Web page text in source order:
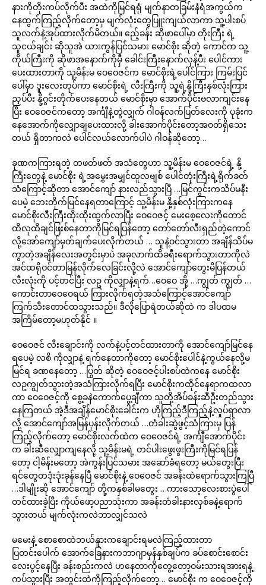
နားကိုတိုးကပ်လိုက်ပီး အထဲကိုမြင်ရရုံ မျက်နာတခြမ်းနံရံအကွယ်က
နေထွက်ကြည့်လိုက်တော့မှ မျက်လုံးတွေပြူးကျယ်လာကာ သူ့ပါးစပ်
သူလက်နဲ့အုပ်ထားလိုက်မိတယ်။ ဧည့်ခန်း ဆိုဖာပေါ်မှာ တိုးကြီး ရဲ့
သူငယ်ချင်း ဆိုသူအဲ ယားကွန်ပြင်သမား မောင်စိုး ဆိုတဲ့ ကောင်က သူ့
ကိုယ်ကြီးကို ဆိုဖာအနောက်ကိုမှီ ခေါင်းကြီးနောက်လှန့်ပီး ပေါင်ကား
ပေးထားတာကို သူ့မိန်းမ ဝေဝေဇင်က မောင်စိုးရဲ့ပေါင်ကြား ကြမ်းပြင်
ပေါ်မှာ ဒူးလေးတုပ်ကာ မောင်စိုးရဲ့ လီးကြီးကို သူ့ရဲ့နို့ကြီးနှစ်လုံးကြား
ညှပ်ပီး နို့ဂွင်းတိုက်ပေးနေတယ် မောင်စိုးမှာ အောက်ပိုင်းဗလာကျင်းနေ
ပြီး ဝေဝေဇင်ကတော့ အင်္ကျီနဲ့တွဲလျှက် ဂါဝန်လက်ပြတ်လေးကို ပုခုံးက
နေအောက်ကိုလျှောချပေးထားလို့ ခါးအောက်ပိုင်းတော့အဝတ်ရှိသေး
တယ် ရှိတာကလဲ ပေါင်လယ်လောက်ပါပဲ ဂါဝန်ဆိုတော့…
ခုဏကကြားရတဲ့ တဖတ်ဖတ် အသံတွေဟာ သူ့မိန်းမ ဝေဝေဇင်ရဲ့ နို့
ကြီးတွေနဲ့ မောင်စိုး ရဲ့အမွှေးအမျှင်ထူလဗျစ် ပေါင်တုံးကြီးရဲ့ရိုက်ခတ်
သံကြောင့်ဆိုတာ အောင်ကျော် နားလည်သွားပြီ …မြင်ကွင်းကသိပ်မနီး
ပေမဲ့ ဘေးတိုက်မြင်နေရတာကြောင့် သူ့မိန်းမ နို့နှစ်လုံးကြားကနေ
မောင်စိုးလီးကြီးထိုးထိုးထွက်လာပြီး ဝေဝေဇင့် မေးစေ့လေးကိုတောင်
ထိလုထိချင်ဖြးစ်နေတာကိုမြင်ရပြန်တော့ တော်တော်လီးရှည်တဲ့ကောင်
လို့အော်ကျော်မှတ်ချက်ပေးလိုက်တယ် … သူနဲ့ဝင်သွားတာ အချိန်သိပ်မ
ကွာတဲ့အချိန်လေးအတွင်းမှာပဲ အခုလာက်ထိခရီးရောက်သွားတာကိုလဲ
အင်ထရိုဝင်တာမြန်လိုက်လေခြင်းလို့လဲ အောင်ကျော်တွေးမိပြန်တယ်
လီးလုံးကို ပင့်တင်ပြီး လဥ ကိုလျှာနဲ့ရက်…ဝေဝေ အို့ …ကျွတ် ကျွတ် …
ကောင်းတာဝေဝေရယ် ကြားလိုက်ရတဲ့အသံကြောင့်အောင်ကျော်
ကြက်သီးတောင်ထသွားသည်။ ဒီလိုပြောရဲတယ်ဆိုထဲ က ဒါပထမ
အကြိမ်တော့မဟုတ်နိုင် ။
ဝေဝေဇင် လီးချောင်းကို လက်နဲ့ပင့်တင်ထားတာကို အောင်ကျော်မြင်နေ
ရပေမဲ့ လစိ ကိုလျှာနဲ့ ရက်နေတာကိုတော့ မောင်စိုးပေါင်နဲ့ကွယ်နေလို့မ
မြင်ရ ခဏနေတော့ …ပြွတ် ဆိုတဲ့ ဝေဝေဇင့်ပါးစပ်ထဲကနေ မောင်စိုး
လဥကျွတ်သွားတဲ့အသံကြားလိုက်ရပြီး မောင်စိုးကထိုင်နေရာကထလာ
ကာ ဝေဝေဇင့်ကို စွေ့ခနဲကောက်ပွေ့ချီကာ သူတို့အိပ်ခန်းဆီဦးတည်သွား
နေကြတယ် အဲ့ဒီအချိန်မောင်စိုးခေါင်းက ဟိုကြည့်ဒီကြည့်နဲ့လှုပ်ရှာလာ
လို့ အောင်ကျော်အမြန်ပုန်းလိုက်တယ် …တံခါးဆွဲဖွင့်သံကြားမှ ပြန်
ကြည့်လိုက်တော့ မောင်စိုးလက်ထဲက ဝေဝေဇင်ရဲ့ အင်္ကျီအောက်ပိုင်း
က ခါးဆီလျှောကျနေလို့ သူ့မိန်းမရဲ့ တင်ပါးဖွေးဖွးကြီးကိုမြင်ရပြန်
တော့ ငါ့မိန်းမတော့ အဲကွန်းပြင်သမား အဆော်ခံရတော့ မယ်တွေးပြီး
ရင်တွေတဒုံးဒုံးခုန်နေပြီ မောင်စိုးနဲ့ ဝေဝေဇင် အခန်းထဲရောက်သွားကြပြီ
…ဒါမျိုးဆို အောင်ကျော် တို့ကနှစ်ခါမတွေး …ကားသော့လေးစားပွဲပေါ်
တင်ထားခဲ့ပြီး ကိုယ်ဖော့ပညာသုံးကာ အခန်းတံခါးနားလှစ်ခနဲ့ရောက်
သွားတယ် မျက်လုံးကလဲဘာလျှင်သလဲ
မမေးနဲ့ စောစောထဲဘယ်နူားကချောင်းရမလဲကြည့်ထားတာ
ပြတင်းပေါက် အောက်ခြေနားကဘာဂျာမှန်နှစ်ချပ်က ခပ်စောင်းစောင်း
လေးပွင့်နေပြီး ခန်းစည်းကလဲ ဟနေတာကိုတွေ့တော့ဝမ်းသားရအားရနဲ့
ကပ်သွားပြီး အတွင်းထဲကိုကြည့်လိုက်တော့… မောင်စိုး က ဝေဝေဇင့်ကို